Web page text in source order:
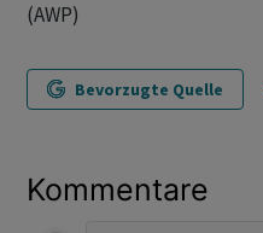
(AWP)
Bevorzugte Quelle
Kommentare